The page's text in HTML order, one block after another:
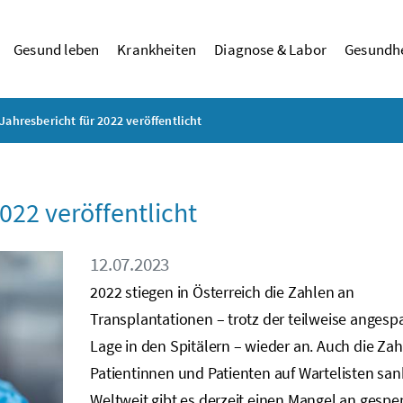
Gesund leben Krankheiten Diagnose & Labor
für 2022 veröffentlicht
veröffentlicht
12.07.2023
2022 stiegen in Österreich die Zahlen an
Transplantationen – trotz der teilweise
Lage in den Spitälern – wieder an. Auch die
Patientinnen und Patienten auf Wartelisten